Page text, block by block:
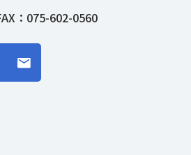
：075-602-0560